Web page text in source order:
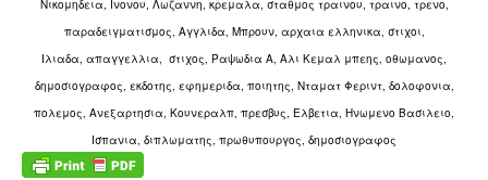
Νικομηδεια, Ινονου, Λωζαννη, κρεμαλα, σταθμος τραινου, τραινο, τρενο,
παραδειγματισμος, Αγγλιδα, Μπρουν, αρχαια ελληνικα, στιχοι,
Ιλιαδα, απαγγελλια, στιχος, Ραψωδια Α, Αλι Κεμαλ μπεης, οθωμανος,
δημοσιογραφος, εκδοτης, εφημεριδα, ποιητης, Νταματ Φεριντ, δολοφονια,
πολεμος, Ανεξαρτησια, Κουνεραλπ, πρεσβυς, Ελβετια, Ηνωμενο Βασιλειο,
Ισπανια, διπλωματης, πρωθυπουργος, δημοσιογραφος